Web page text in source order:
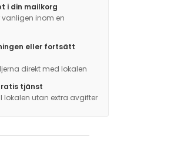
i din mailkorg
vanligen inom en
eller fortsätt
direkt med lokalen
tjänst
lokalen utan extra avgifter